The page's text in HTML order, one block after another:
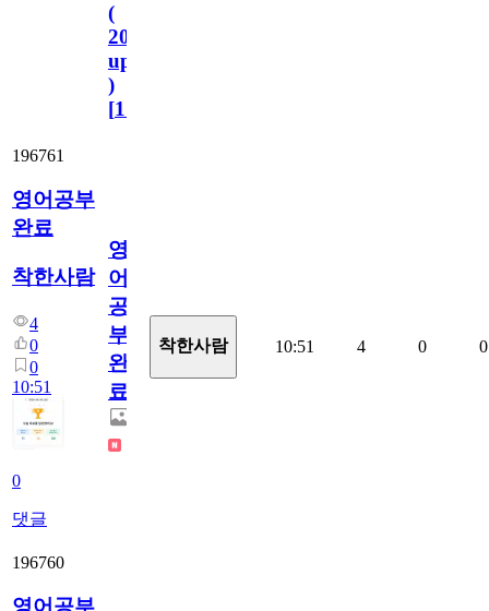
(
2023.11.1
update
)
[110
196761
영어공부
완료
착한사람
4
0
0
10:51
0
댓글
영
어
공
부
완
료
착한사람 10:51 4 0 0
196760
영어공부